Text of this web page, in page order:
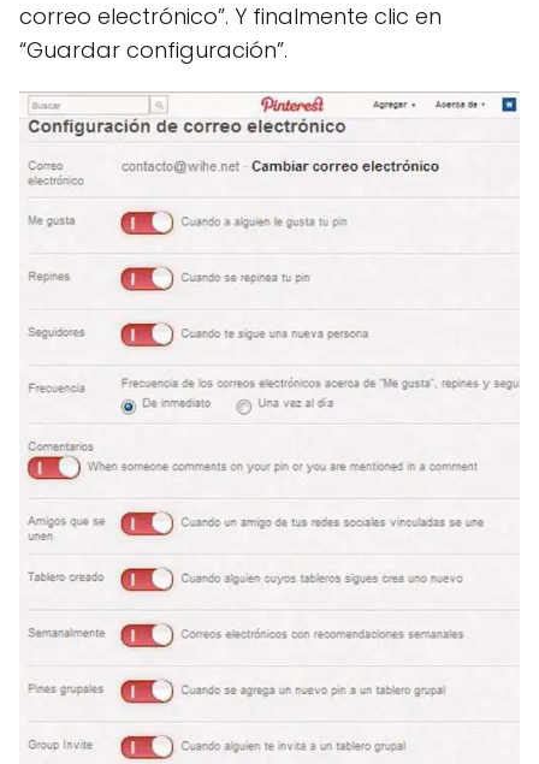
correo electrónico”. Y finalmente clic en
“Guardar configuración”.